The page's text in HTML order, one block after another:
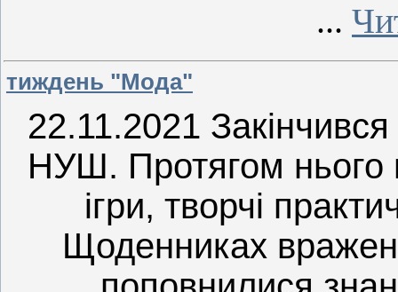
...
тиждень "Мода"
22.11.2021
НУШ. Протягом нього
ігри, творчі
Щоденниках